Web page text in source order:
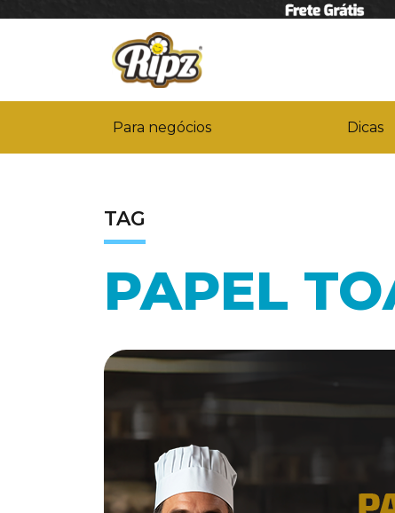
Para negócios Dicas
TAG
PAPEL